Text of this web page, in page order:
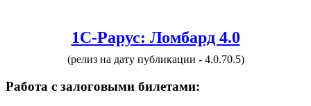
1С-Рарус: Ломбард 4.0
(релиз на дату публикации - 4.0.70.5)
Работа с залоговыми билетами: